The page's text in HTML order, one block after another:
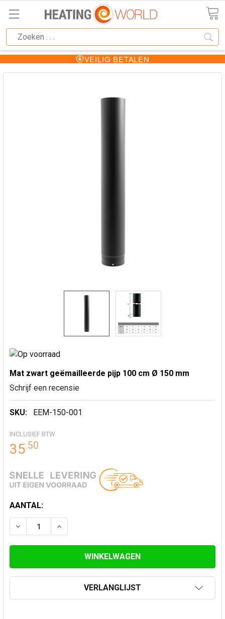
VEILIG BETALEN
Mat zwart geëmailleerde pijp 100 cm Ø 150 mm
Schrijf een recensie
SKU: EEM-150-001
INCLUSIEF BTW
35.50
HUIDIGE
VOORRAAD:
AANTAL:
VERLAAG AANTAL VAN MAT ZWART GEËMAILLEERDE
VERHOOG AANTAL VAN MAT ZWART
VERLANGLIJST